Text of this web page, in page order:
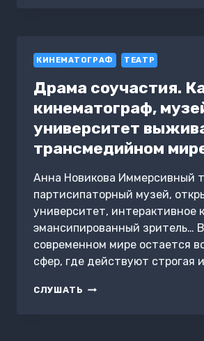
КИНЕМАТОГРАФ ТЕАТР
Драма соучастия.
кинематограф,
университет
трансмедийном
Анна Новикова Иммерсивный
партисипаторный музей,
университет, интерактивное
эмансипированный зритель… В
современном мире остается
сфер, где действуют строгая
СЛУШАТЬ ДРАМА